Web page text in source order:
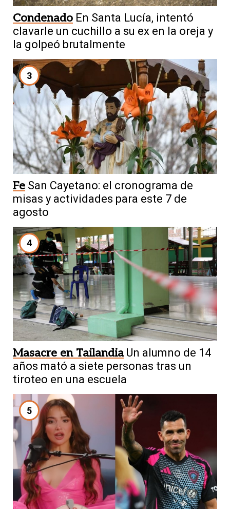
Condenado En Santa Lucía, intentó
clavarle un cuchillo a su ex en la oreja y
la golpeó brutalmente
3
Fe San Cayetano: el cronograma de
misas y actividades para este 7 de
agosto
4
Masacre en Tailandia Un alumno de 14
años mató a siete personas tras un
tiroteo en una escuela
5